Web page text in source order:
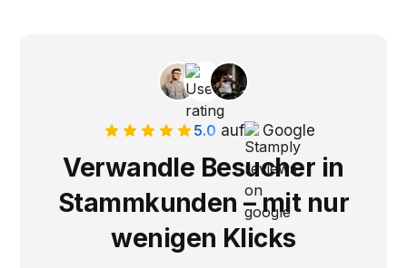
5.0 auf Google
Verwandle Besucher in
Stammkunden – mit nur
wenigen Klicks